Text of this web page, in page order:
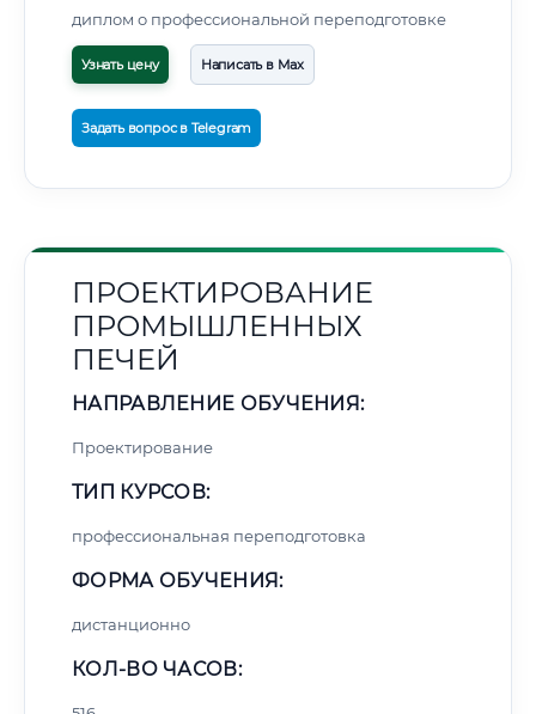
диплом о профессиональной переподготовке
Узнать цену Написать в Max
Задать вопрос в Telegram
ПРОЕКТИРОВАНИЕ
ПРОМЫШЛЕННЫХ
ПЕЧЕЙ
НАПРАВЛЕНИЕ ОБУЧЕНИЯ:
Проектирование
ТИП КУРСОВ:
профессиональная переподготовка
ФОРМА ОБУЧЕНИЯ:
дистанционно
КОЛ-ВО ЧАСОВ: